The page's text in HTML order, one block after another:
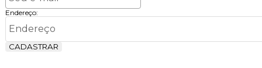
Endereço:
CADASTRAR